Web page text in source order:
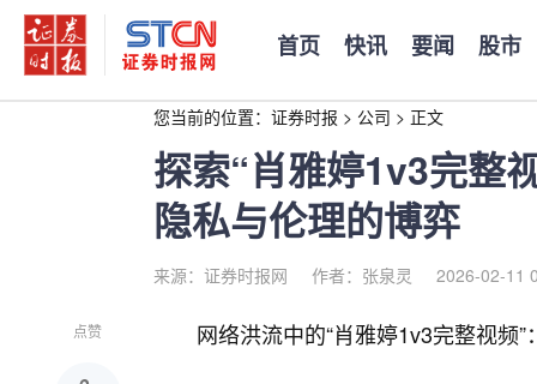
首页 快讯 要闻 股市
您当前的位置： 证券时报 > 公司 > 正文
探索“肖雅婷1v3完整
隐私与伦理的博弈
来源：证券时报网 作者：张泉灵 2026-02-11
点赞 网络洪流中的“肖雅婷1v3完整视频